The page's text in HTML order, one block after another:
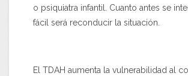
o psiquiatra infantil. Cuanto antes se
fácil será reconducir la situación.
El TDAH aumenta la vulnerabilidad al